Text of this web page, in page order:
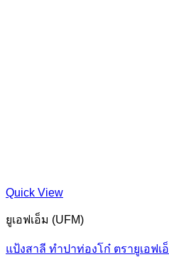
Quick View
ยูเอฟเอ็ม (UFM)
แป้งสาลี ทำปาท่องโก๋ ตรายูเอฟเ